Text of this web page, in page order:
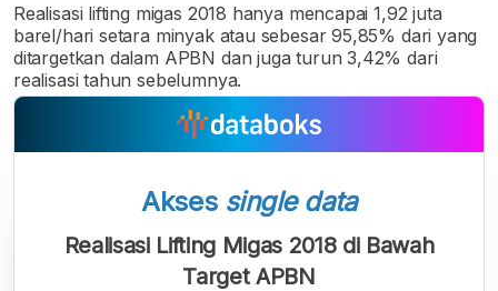
Realisasi lifting migas 2018 hanya mencapai 1,92 juta
barel/hari setara minyak atau sebesar 95,85% dari yang
ditargetkan dalam APBN dan juga turun 3,42% dari
realisasi tahun sebelumnya.
Akses single data
Realisasi Lifting Migas 2018 di Bawah
Target APBN